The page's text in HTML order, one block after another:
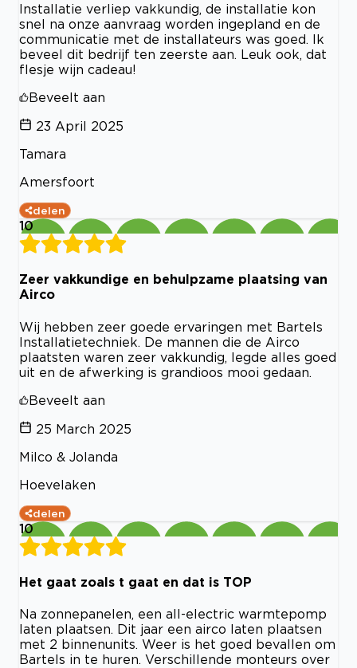
Installatie verliep vakkundig, de installatie kon
snel na onze aanvraag worden ingepland en de
communicatie met de installateurs was goed. Ik
beveel dit bedrijf ten zeerste aan. Leuk ook, dat
flesje wijn cadeau!
Beveelt aan
23 April 2025
Tamara
Amersfoort
delen
10
Zeer vakkundige en behulpzame plaatsing van
Airco
Wij hebben zeer goede ervaringen met Bartels
Installatietechniek. De mannen die de Airco
plaatsten waren zeer vakkundig, legde alles goed
uit en de afwerking is grandioos mooi gedaan.
Beveelt aan
25 March 2025
Milco & Jolanda
Hoevelaken
delen
10
Het gaat zoals t gaat en dat is TOP
Na zonnepanelen, een all-electric warmtepomp
laten plaatsen. Dit jaar een airco laten plaatsen
met 2 binnenunits. Weer is het goed bevallen om
Bartels in te huren. Verschillende monteurs over